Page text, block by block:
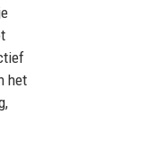
het